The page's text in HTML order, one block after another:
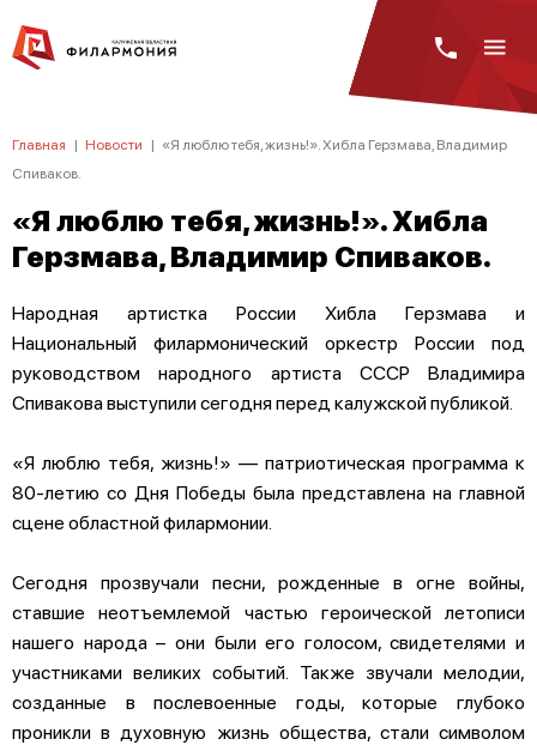
Главная | Новости | «Я люблю тебя, жизнь!». Хибла Герзмава, Владимир
Спиваков.
«Я люблю тебя, жизнь!». Хибла
Герзмава, Владимир Спиваков.
Народная артистка России Хибла Герзмава и
Национальный филармонический оркестр России под
руководством народного артиста СССР Владимира
Спивакова выступили сегодня перед калужской публикой.
«Я люблю тебя, жизнь!» — патриотическая программа к
80-летию со Дня Победы была представлена на главной
сцене областной филармонии.
Сегодня прозвучали песни, рожденные в огне войны,
ставшие неотъемлемой частью героической летописи
нашего народа – они были его голосом, свидетелями и
участниками великих событий. Также звучали мелодии,
созданные в послевоенные годы, которые глубоко
проникли в духовную жизнь общества, стали символом